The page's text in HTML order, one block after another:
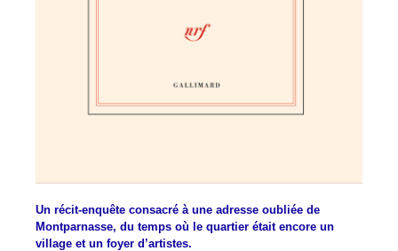
Un récit-enquête consacré à une adresse oubliée de
Montparnasse, du temps où le quartier était encore un
village et un foyer d’artistes.